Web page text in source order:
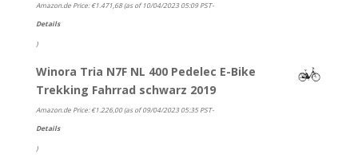
Amazon.de Price:€1.471,68(as of 10/04/2023 05:09 PST-
Details
)
Winora Tria N7F NL 400 Pedelec E-Bike
Trekking Fahrrad schwarz 2019
Amazon.de Price:€1.226,00(as of 09/04/2023 05:35 PST-
Details
)